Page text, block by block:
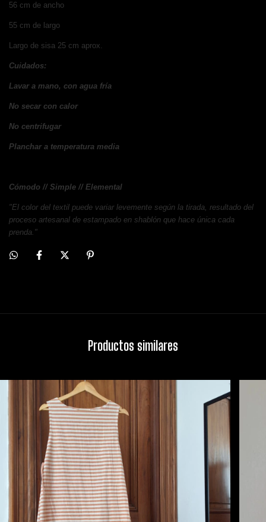
56 cm de ancho
55 cm de largo
Largo de sisa 25 cm aprox.
Cuidados:
Lavar a mano, con agua fría
No secar con calor
No centrifugar
Planchar a temperatura media
Cómodo // Simple // Elemental
"El color del textil puede variar levemente según la tirada, resultado del
proceso artesanal de estampado en shablón que hace única cada
prenda."
Productos similares